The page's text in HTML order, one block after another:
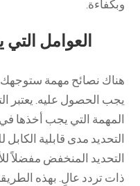
وبكفاءة.
العوامل التي
هناك نصائح مهمة ستوجهك
يجب الحصول عليه. يعتبر
المهمة التي يجب أخذها في
التحديد مدى قابلية
التحديد المنخفض مفضلاً
ذات تردد عالٍ. بهذه